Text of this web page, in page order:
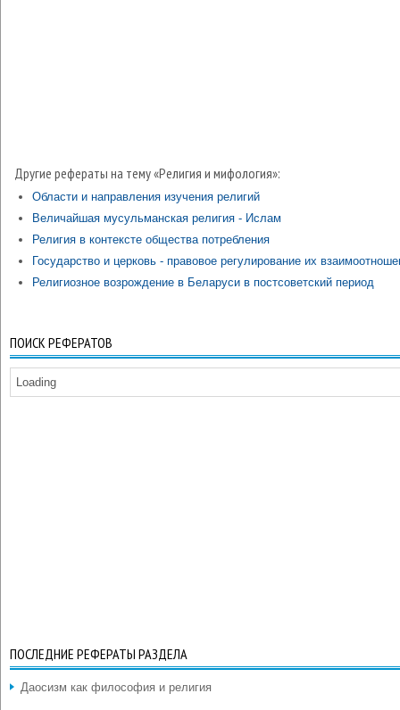
Другие рефераты на тему «Религия и мифология»:
Области и направления изучения религий
Величайшая мусульманская религия - Ислам
Религия в контексте общества потребления
Государство и церковь - правовое регулирование их
Религиозное возрождение в Беларуси в постсоветский период
ПОИСК РЕФЕРАТОВ
Loading
ПОСЛЕДНИЕ РЕФЕРАТЫ РАЗДЕЛА
Даосизм как философия и религия